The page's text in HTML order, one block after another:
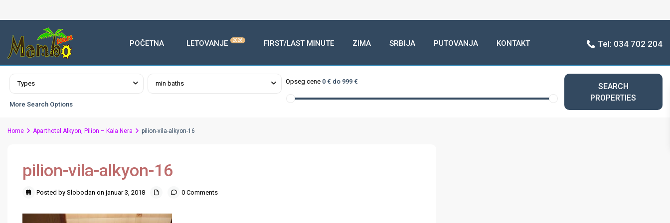
POČETNA LETOVANJE 2026 FIRST/LAST MINUTE ZIMA SRBIJA PUTOVANJA KONTAKT Tel: 034 702 204
Advanced Search
Types min baths Opseg cene 0 € do 999 €
More Search Options
SEARCH
PROPERTIES
Home Aparthotel Alkyon, Pilion – Kala Nera pilion-vila-alkyon-16
pilion-vila-alkyon-16
Posted by Slobodan on januar 3, 2018 0 Comments